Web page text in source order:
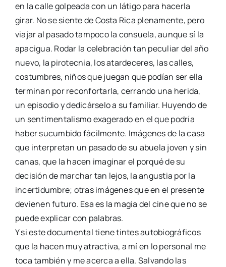
en la calle golpeada con un látigo para hacerla
girar. No se siente de Costa Rica plenamente, pero
viajar al pasado tampoco la consuela, aunque sí la
apacigua. Rodar la celebración tan peculiar del año
nuevo, la pirotecnia, los atardeceres, las calles,
costumbres, niños que juegan que podían ser ella
terminan por reconfortarla, cerrando una herida,
un episodio y dedicárselo a su familiar. Huyendo de
un sentimentalismo exagerado en el que podría
haber sucumbido fácilmente. Imágenes de la casa
que interpretan un pasado de su abuela joven y sin
canas, que la hacen imaginar el porqué de su
decisión de marchar tan lejos, la angustia por la
incertidumbre; otras imágenes que en el presente
devienen futuro. Esa es la magia del cine que no se
puede explicar con palabras.
Y si este documental tiene tintes autobiográficos
que la hacen muy atractiva, a mí en lo personal me
toca también y me acerca a ella. Salvando las